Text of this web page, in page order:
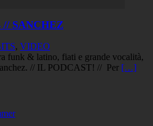
SANCHEZ
, VIDEO
funk & latino, fiati e grande vocalità,
// IL PODCAST! // Per […]